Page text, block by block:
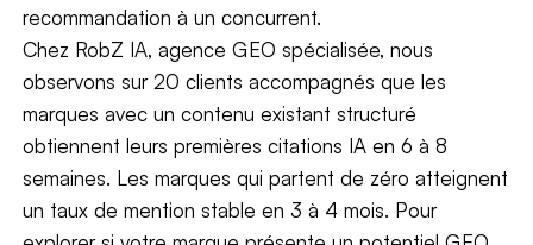
recommandation à un concurrent.
Chez RobZ IA, agence GEO spécialisée, nous
observons sur 20 clients accompagnés que les
marques avec un contenu existant structuré
obtiennent leurs premières citations IA en 6 à 8
semaines. Les marques qui partent de zéro atteignent
un taux de mention stable en 3 à 4 mois. Pour